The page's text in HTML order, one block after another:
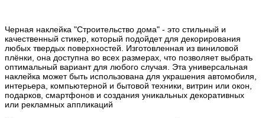
Черная наклейка "Строительство дома" - это стильный и
качественный стикер, который подойдет для декорирования
любых твердых поверхностей. Изготовленная из виниловой
плёнки, она доступна во всех размерах, что позволяет выбрать
оптимальный вариант для любого случая. Эта универсальная
наклейка может быть использована для украшения автомобиля,
интерьера, компьютерной и бытовой техники, витрин или окон,
подарков, смартфонов и создания уникальных декоративных
или рекламных аппликаций